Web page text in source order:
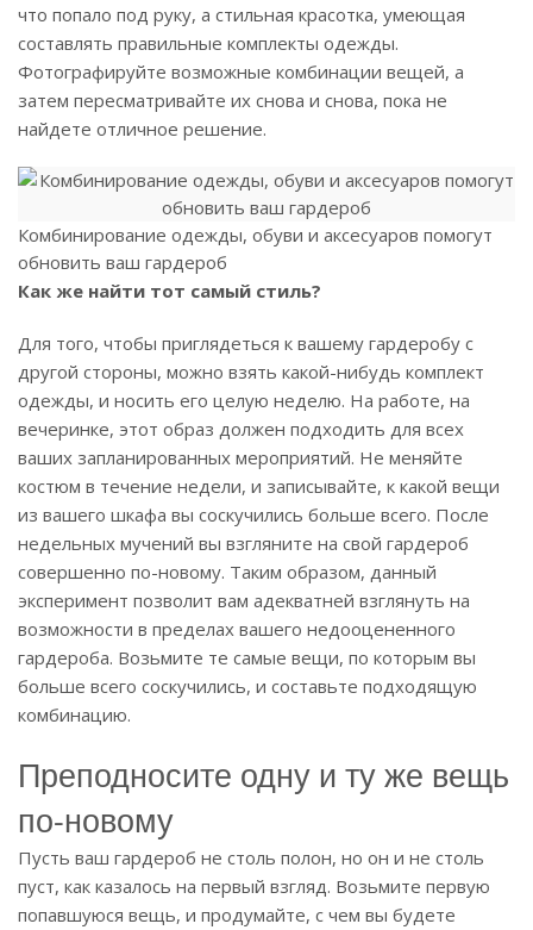
что попало под руку, а стильная красотка, умеющая
составлять правильные комплекты одежды.
Фотографируйте возможные комбинации вещей, а
затем пересматривайте их снова и снова, пока не
найдете отличное решение.
Комбинирование одежды, обуви и аксесуаров помогут
обновить ваш гардероб
Как же найти тот самый стиль?
Для того, чтобы приглядеться к вашему гардеробу с
другой стороны, можно взять какой-нибудь комплект
одежды, и носить его целую неделю. На работе, на
вечеринке, этот образ должен подходить для всех
ваших запланированных мероприятий. Не меняйте
костюм в течение недели, и записывайте, к какой вещи
из вашего шкафа вы соскучились больше всего. После
недельных мучений вы взгляните на свой гардероб
совершенно по-новому. Таким образом, данный
эксперимент позволит вам адекватней взглянуть на
возможности в пределах вашего недооцененного
гардероба. Возьмите те самые вещи, по которым вы
больше всего соскучились, и составьте подходящую
комбинацию.
Преподносите одну и ту же вещь
по-новому
Пусть ваш гардероб не столь полон, но он и не столь
пуст, как казалось на первый взгляд. Возьмите первую
попавшуюся вещь, и продумайте, с чем вы будете